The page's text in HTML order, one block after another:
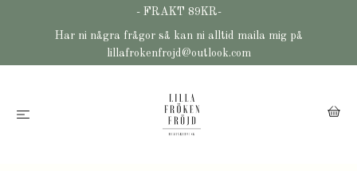
- FRAKT 89KR-
Har ni några frågor så kan ni alltid maila mig på
lillafrokenfrojd@outlook.com